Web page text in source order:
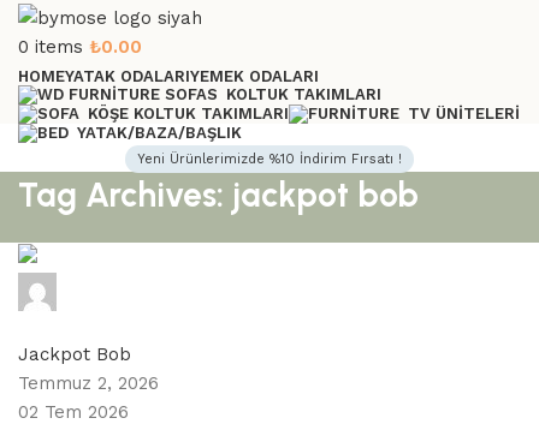
0 items ₺0.00
HOMEYATAK ODALARIYEMEK ODALARI
KOLTUK TAKIMLARI
KÖŞE KOLTUK TAKIMLARI
TV ÜNITELERI
YATAK/BAZA/BAŞLIK
Yeni Ürünlerimizde %10 İndirim Fırsatı !
Tag Archives: jackpot bob
Jackpot Bob
Temmuz 2, 2026
02 Tem 2026